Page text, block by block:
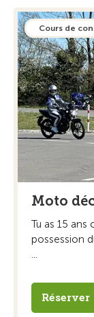
Cours de
Moto
Tu as 15 ans
possession
...
Réserver